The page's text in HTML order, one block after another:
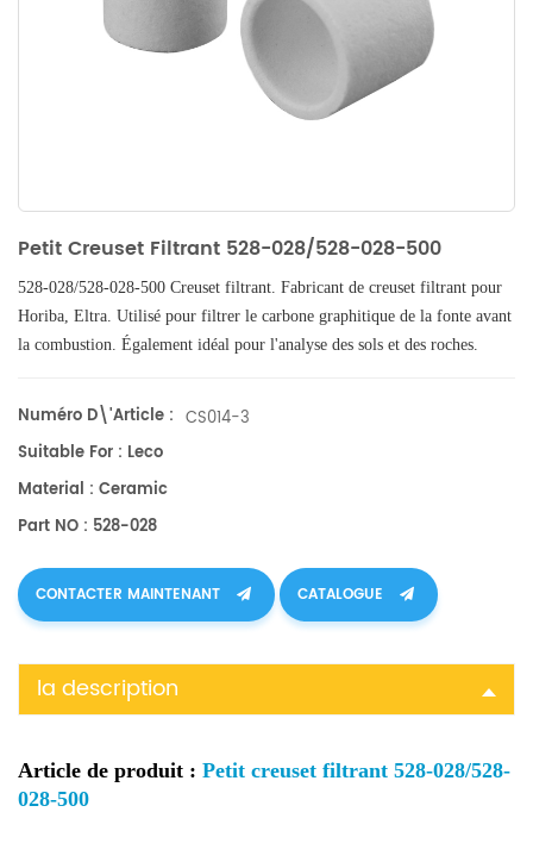
Petit Creuset Filtrant 528-028/528-028-500
528-028/528-028-500 Creuset filtrant. Fabricant de creuset filtrant pour
Horiba, Eltra. Utilisé pour filtrer le carbone graphitique de la fonte avant
la combustion. Également idéal pour l'analyse des sols et des roches.
organique.
Numéro D\'article : CS014-3
Suitable For : Leco
Material : Ceramic
Part NO : 528-028
CONTACTER MAINTENANT CATALOGUE
la description
Article de produit : Petit creuset filtrant 528-028/528-
028-500